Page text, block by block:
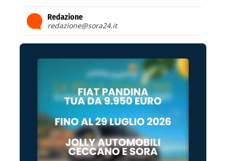
Redazione
redazione@sora24.it